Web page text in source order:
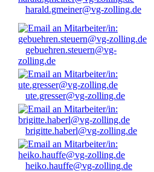
harald.gmeiner@vg-zolling.de
gebuehren.steuern@vg-
zolling.de
ute.gresser@vg-zolling.de
brigitte.haberl@vg-zolling.de
heiko.hauffe@vg-zolling.de